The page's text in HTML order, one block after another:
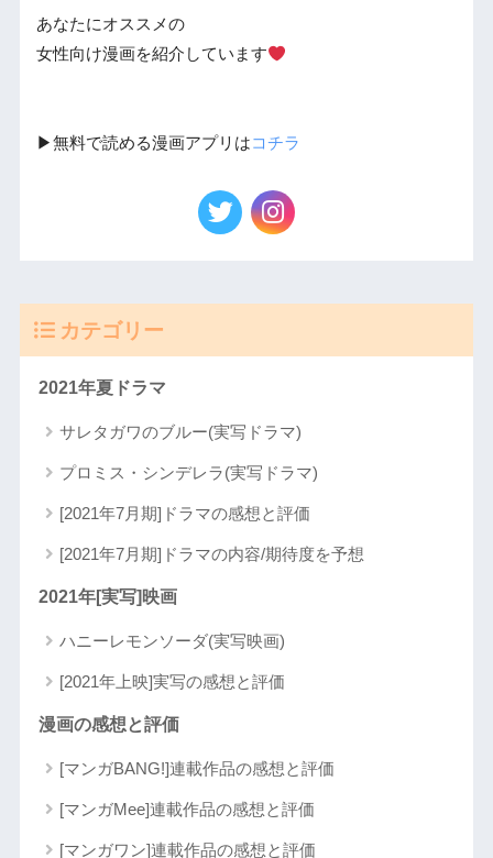
あなたにオススメの
女性向け漫画を紹介しています
▶︎無料で読める漫画アプリはコチラ
カテゴリー
2021年夏ドラマ
サレタガワのブルー(実写ドラマ)
プロミス・シンデレラ(実写ドラマ)
[2021年7月期]ドラマの感想と評価
[2021年7月期]ドラマの内容/期待度を予想
2021年[実写]映画
ハニーレモンソーダ(実写映画)
[2021年上映]実写の感想と評価
漫画の感想と評価
[マンガBANG!]連載作品の感想と評価
[マンガMee]連載作品の感想と評価
[マンガワン]連載作品の感想と評価